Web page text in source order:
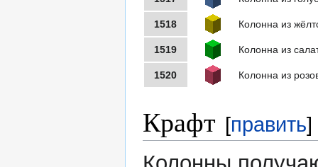
1518 Колонна из
1519 Колонна из
1520 Колонна из
Крафт [править]